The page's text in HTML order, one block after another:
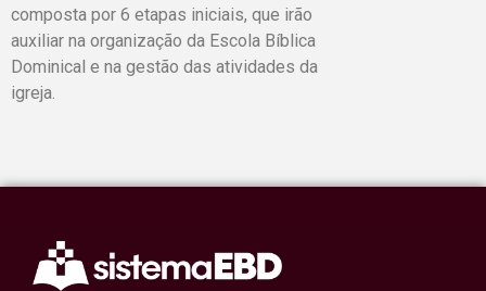
composta por 6 etapas iniciais, que irão
auxiliar na organização da Escola Bíblica
Dominical e na gestão das atividades da
igreja.